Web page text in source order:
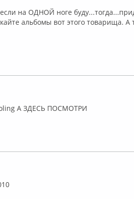
на ОДНОЙ ноге
альбомы вот этого товарища. А
А ЗДЕСЬ ПОСМОТРИ